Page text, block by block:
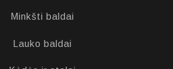
Minkšti baldai
Lauko baldai